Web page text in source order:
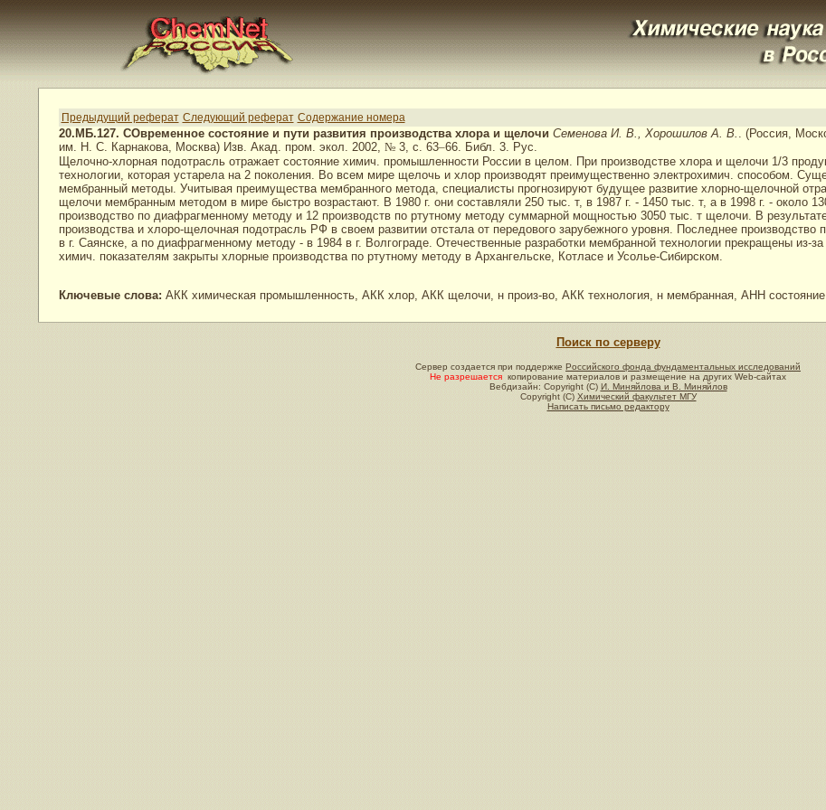
Предыдущий реферат Следующий реферат Содержание номера
20.МБ.127. СОвременное состояние и пути развития производства хлора и щелочи Семенова И. В., Хорошилов А. В. . (Россия,
им. Н. С. Карнакова, Москва) Изв. Акад. пром. экол. 2002, №3, с. 63–66. Библ. 3. Рус.
Щелочно-хлорная подотрасль отражает состояние химич. промышленности России в целом. При производстве хлора и щелочи 1/3
технологии, которая устарела на 2 поколения. Во всем мире щелочь и хлор производят преимущественно электрохимич. способом.
мембранный методы. Учитывая преимущества мембранного метода, специалисты прогнозируют будущее развитие хлорно-щелочной
щелочи мембранным методом в мире быстро возрастают. В 1980 г. они составляли 250 тыс. т, в 1987 г. - 1450 тыс. т, а в 1998 г. - около
производство по диафрагменному методу и 12 производств по ртутному методу суммарной мощностью 3050 тыс. т щелочи. В
производства и хлоро-щелочная подотрасль РФ в своем развитии отстала от передового зарубежного уровня. Последнее
в г. Саянске, а по диафрагменному методу - в 1984 в г. Волгограде. Отечественные разработки мембранной технологии прекращены из-
химич. показателям закрыты хлорные производства по ртутному методу в Архангельске, Котласе и Усолье-Сибирском.
Ключевые слова: АКК химическая промышленность, АКК хлор, АКК щелочи, н произ-во, АКК технология, н мембранная, АНН состояние
Поиск по серверу
Сервер создается при поддержке Российского фонда фундаментальных исследований
Не разрешается копирование материалов и размещение на других Web-сайтах
Вебдизайн: Copyright (C) И. Миняйлова и В. Миняйлов
Copyright (C) Химический факультет МГУ
Написать письмо редактору